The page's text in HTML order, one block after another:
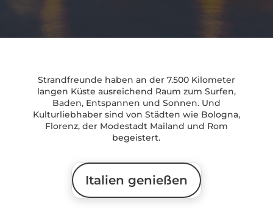
Strandfreunde haben an der 7.500 Kilometer
langen Küste ausreichend Raum zum Surfen,
Baden, Entspannen und Sonnen. Und
Kulturliebhaber sind von Städten wie Bologna,
Florenz, der Modestadt Mailand und Rom
begeistert.
Italien genießen